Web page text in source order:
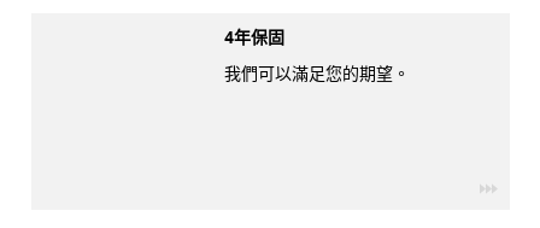
4年保固
我們可以滿足您的期望。
igus-